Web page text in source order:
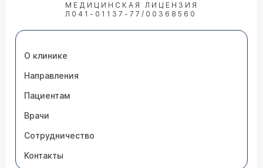
МЕДИЦИНСКАЯ ЛИЦЕНЗИЯ
Л041-01137-77/00368560
О клинике
Направления
Пациентам
Врачи
Сотрудничество
Контакты